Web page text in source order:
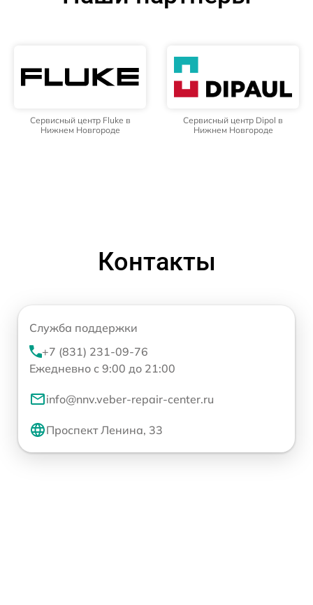
Сервисный центр Fluke в
Нижнем Новгороде
Сервисный центр Dipol в
Нижнем Новгороде
Контакты
Служба поддержки
+7 (831) 231-09-76
Ежедневно с 9:00 до 21:00
info@nnv.veber-repair-center.ru
Проспект Ленина, 33